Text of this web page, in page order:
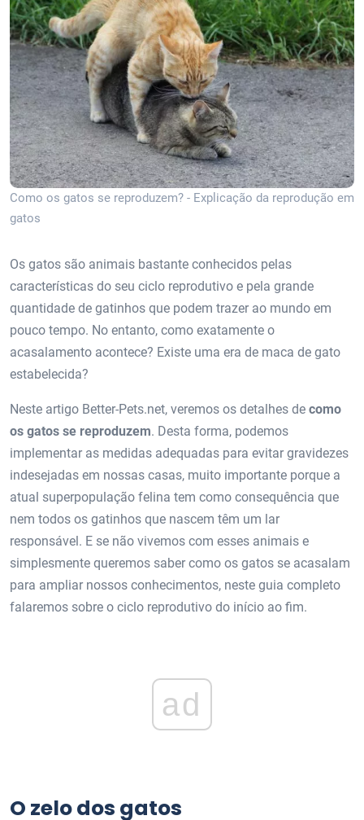
Como os gatos se reproduzem? - Explicação da reprodução em
gatos
Os gatos são animais bastante conhecidos pelas
características do seu ciclo reprodutivo e pela grande
quantidade de gatinhos que podem trazer ao mundo em
pouco tempo. No entanto, como exatamente o
acasalamento acontece? Existe uma era de maca de gato
estabelecida?
Neste artigo Better-Pets.net, veremos os detalhes de como
os gatos se reproduzem. Desta forma, podemos
implementar as medidas adequadas para evitar gravidezes
indesejadas em nossas casas, muito importante porque a
atual superpopulação felina tem como consequência que
nem todos os gatinhos que nascem têm um lar
responsável. E se não vivemos com esses animais e
simplesmente queremos saber como os gatos se acasalam
para ampliar nossos conhecimentos, neste guia completo
falaremos sobre o ciclo reprodutivo do início ao fim.
ad
O zelo dos gatos